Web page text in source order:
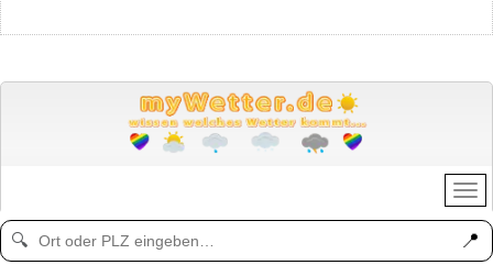
🔍 📍